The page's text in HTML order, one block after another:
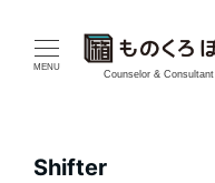
MENU
Counselor & Consultant
Shifter